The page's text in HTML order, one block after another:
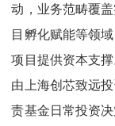
动，业务范畴覆
目孵化赋能等领
项目提供资本支
由上海创芯致远
责基金日常投资